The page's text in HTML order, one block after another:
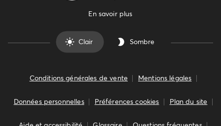
En savoir plus
Clair Sombre
Conditions générales de vente Mentions légales
Données personnelles Préférences cookies Plan du site